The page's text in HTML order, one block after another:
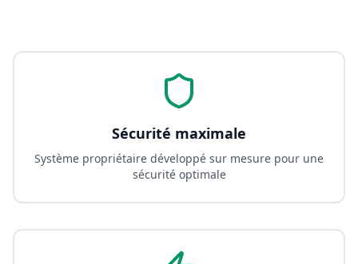
Sécurité maximale
Système propriétaire développé sur mesure pour une
sécurité optimale